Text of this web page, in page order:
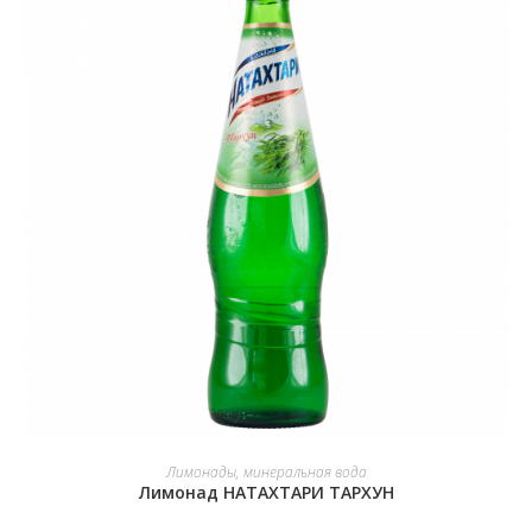
В КОРЗИНУ
Лимонады, минеральная вода
Лимонад НАТАХТАРИ ТАРХУН